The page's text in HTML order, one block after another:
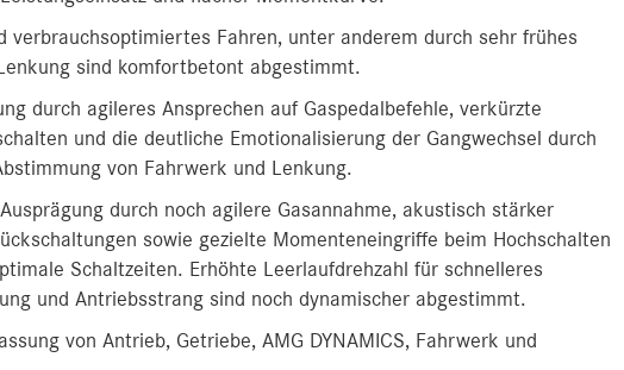
verbrauchsoptimiertes Fahren, unter anderem durch sehr frühes
sind komfortbetont abgestimmt.
durch agileres Ansprechen auf Gaspedalbefehle, verkürzte
und die deutliche Emotionalisierung der Gangwechsel durch
von Fahrwerk und Lenkung.
durch noch agilere Gasannahme, akustisch stärker
sowie gezielte Momenteneingriffe beim Hochschalten
Schaltzeiten. Erhöhte Leerlaufdrehzahl für schnelleres
und Antriebsstrang sind noch dynamischer abgestimmt.
von Antrieb, Getriebe, AMG DYNAMICS, Fahrwerk und